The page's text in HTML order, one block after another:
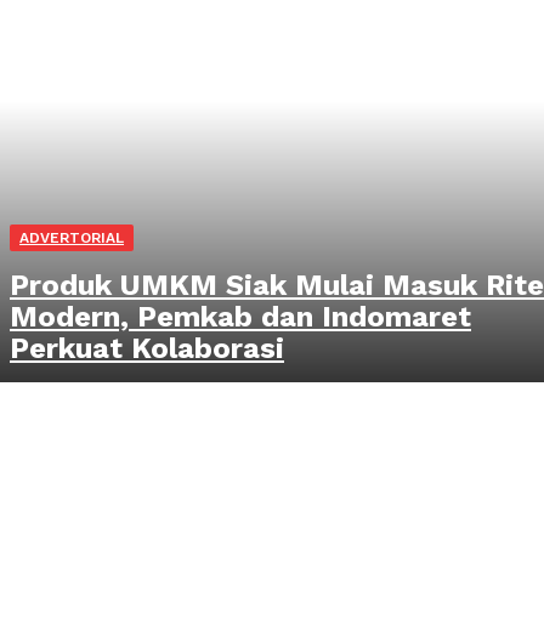
ADVERTORIAL
Produk UMKM Siak Mulai Masuk
Modern, Pemkab dan Indomaret
Perkuat Kolaborasi